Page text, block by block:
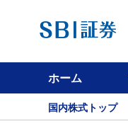
ホーム
国内株式トップ